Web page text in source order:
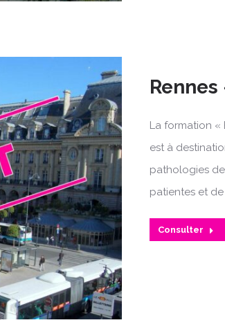
La formation «
est à
pathologies
patientes et
Consulter